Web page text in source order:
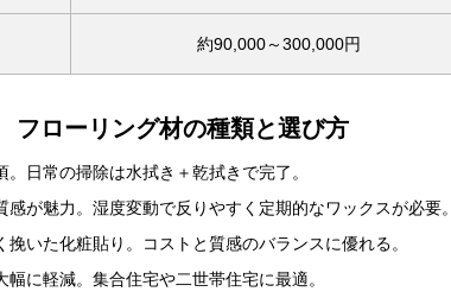
約90,000～300,000円
フローリング材の種類と選び方
。日常の掃除は水拭き＋乾拭きで完了。
感が魅力。湿度変動で反りやすく定期的なワックスが必要。
挽いた化粧貼り。コストと質感のバランスに優れる。
幅に軽減。集合住宅や二世帯住宅に最適。